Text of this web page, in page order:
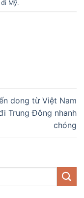
đi Mỹ.
dong từ Việt Nam
Trung Đông nhanh
chóng